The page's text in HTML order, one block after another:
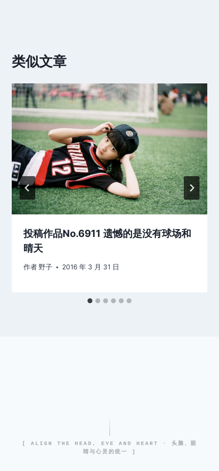
类似文章
投稿作品No.6911 遗憾的是没有球场和
晴天
作者 野子 2016 年 3 月 31 日
[ ALIGN THE HEAD, EYE AND HEART · 头脑、眼
睛与心灵的统一 ]